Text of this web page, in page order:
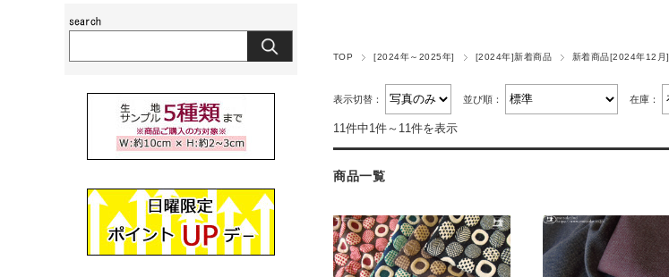
TOP [2024年～2025年] [2024年]新着商品 新着商品[2024年12月]
表示切替： 並び順： 在庫：
11件中1件～11件を表示
商品一覧